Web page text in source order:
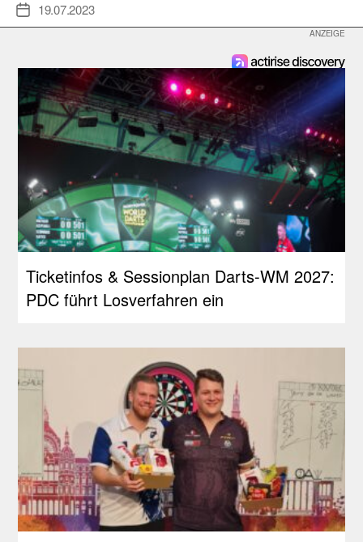
Veröffentlichungsdatum
19.07.2023
Ticketinfos & Sessionplan Darts-WM 2027:
PDC führt Losverfahren ein